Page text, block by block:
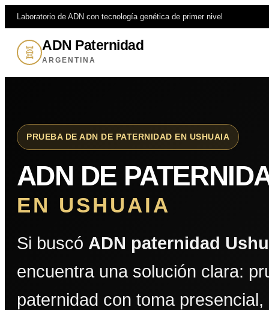
Laboratorio de ADN con tecnología genética de primer nivel
🧬 ADN Paternidad
ARGENTINA
PRUEBA DE ADN DE PATERNIDAD EN USHUAIA
ADN DE
EN USHUAIA
Si buscó ADN paternidad
encuentra una solución clara:
paternidad con toma